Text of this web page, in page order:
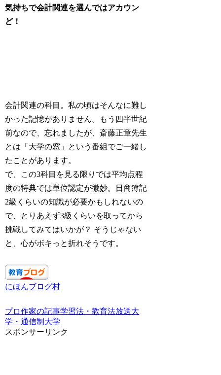
気持ちで会計関連を選んではアカウン
ど！
会計関連の科目。私の頃はそんなに難し
かった記憶がありません。もう四半世紀
前なので、忘れましたが、斎藤正章先生
とは「大学の窓」という番組でご一緒し
たことがあります。
で、この3科目を見る限りでは平均点程
度の特典では単位認定が微妙。日商簿記
2級くらいの知識が必要かもしれないの
で、とりあえず3級くらいを取ってから
挑戦してみてはいかが？ そうじゃない
と、心がボキっと折れそうです。
にほんブログ村
プロ作家の記事学習法・教育法放送大
学・通信制大学
スポンサーリンク